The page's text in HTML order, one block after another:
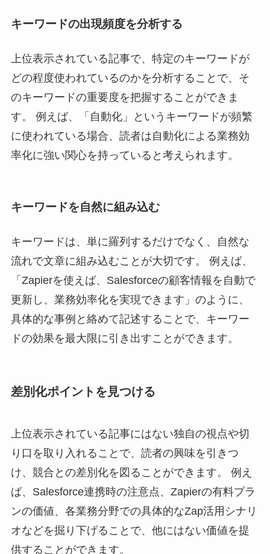
キーワードの出現頻度を分析する
上位表示されている記事で、特定のキーワードが
どの程度使われているのかを分析することで、そ
のキーワードの重要度を把握することができま
す。 例えば、「自動化」というキーワードが頻繁
に使われている場合、読者は自動化による業務効
率化に強い関心を持っていると考えられます。
キーワードを自然に組み込む
キーワードは、単に羅列するだけでなく、自然な
流れで文章に組み込むことが大切です。 例えば、
「Zapierを使えば、Salesforceの顧客情報を自動で
更新し、業務効率化を実現できます」のように、
具体的な事例と絡めて記述することで、キーワー
ドの効果を最大限に引き出すことができます。
差別化ポイントを見つける
上位表示されている記事にはない独自の視点や切
り口を取り入れることで、読者の興味を引きつ
け、競合との差別化を図ることができます。 例え
ば、Salesforce連携時の注意点、Zapierの有料プラ
ンの価値、各業務分野での具体的なZap活用シナリ
オなどを掘り下げることで、他にはない価値を提
供することができます。